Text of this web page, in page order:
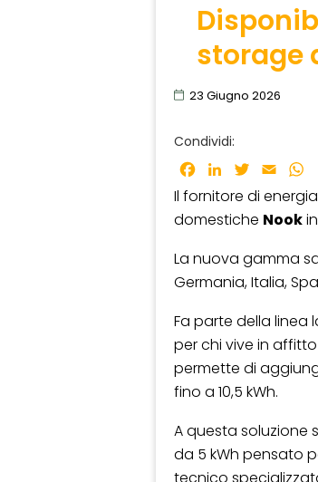
storage
23 Giugno 2026
Condividi:
Facebook
LinkedInTwitter
Email
Il fornitore di energia
domestiche Nook
La nuova gamma
Germania, Italia,
Fa parte della linea
per chi vive in
permette di
fino a 10,5 kWh.
A questa soluzione
da 5 kWh pensato